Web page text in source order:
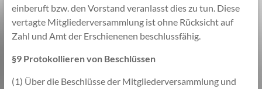
einberuft bzw. den Vorstand veranlasst dies zu tun. Diese
vertagte Mitgliederversammlung ist ohne Rücksicht auf
Zahl und Amt der Erschienenen beschlussfähig.
§9 Protokollieren von Beschlüssen
(1) Über die Beschlüsse der Mitgliederversammlung und